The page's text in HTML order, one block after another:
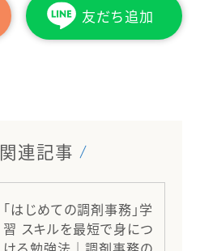
友だち追加
関連記事
「はじめての調剤事務」学
習 スキルを最短で身につ